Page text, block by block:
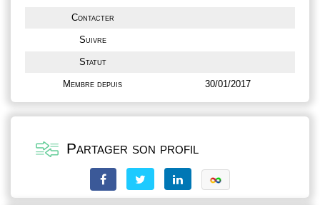
Contacter
Suivre
Statut
Membre depuis 30/01/2017
Partager son profil